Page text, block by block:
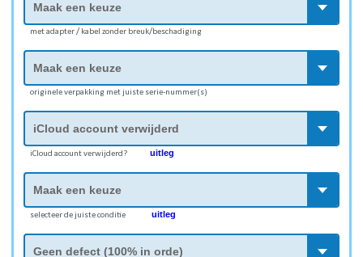
met adapter / kabel zonder breuk/beschadiging
originele verpakking met juiste serie-nummer(s)
iCloud account verwijderd? uitleg
selecteer de juiste conditie uitleg